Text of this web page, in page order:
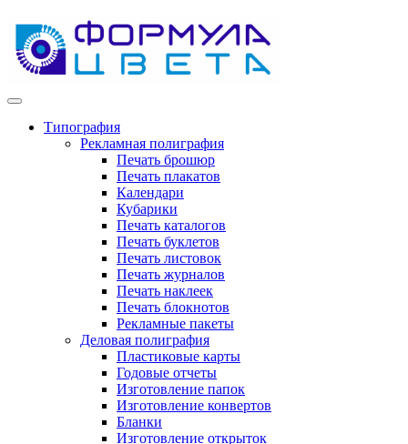
Типография
Рекламная полиграфия
Печать брошюр
Печать плакатов
Календари
Кубарики
Печать каталогов
Печать буклетов
Печать листовок
Печать журналов
Печать наклеек
Печать блокнотов
Рекламные пакеты
Деловая полиграфия
Пластиковые карты
Годовые отчеты
Изготовление папок
Изготовление конвертов
Бланки
Изготовление открыток